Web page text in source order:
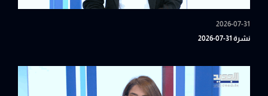
2026-07-31
نشرة 31-07-2026